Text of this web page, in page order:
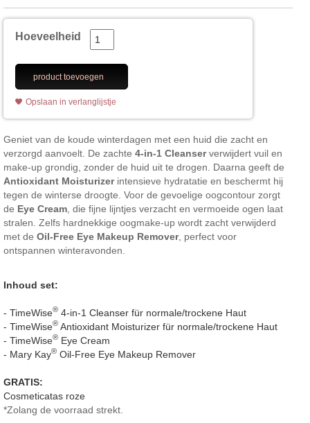
Hoeveelheid
product toevoegen
Opslaan in verlanglijstje
Geniet van de koude winterdagen met een huid die zacht en
verzorgd aanvoelt. De zachte 4-in-1 Cleanserverwijdert vuil en
make-up grondig, zonder de huid uit te drogen. Daarna geeft de
Antioxidant Moisturizerintensieve hydratatie en beschermt hij
tegen de winterse droogte. Voor de gevoelige oogcontour zorgt
de Eye Cream , die fijne lijntjes verzacht en vermoeide ogen laat
stralen. Zelfs hardnekkige oogmake-up wordt zacht verwijderd
met de Oil-Free Eye Makeup Remover, perfect voor
ontspannen winteravonden.
Inhoud set:
- TimeWise® 4-in-1 Cleanser für normale/trockene Haut
- TimeWise® Antioxidant Moisturizer für normale/trockene Haut
- TimeWise® Eye Cream
- Mary Kay® Oil-Free Eye Makeup Remover
GRATIS:
Cosmeticatas roze
*Zolang de voorraad strekt.